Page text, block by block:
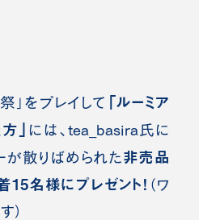
」をプレイして 「ルーミア
」 には 、tea_basira氏に
が散りばめられた 非売品
15名様にプレゼント！ （ワ
）